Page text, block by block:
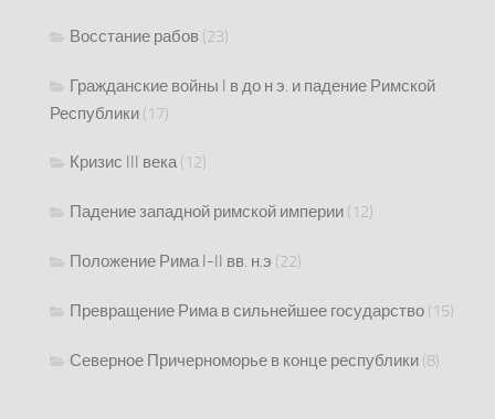
Восстание рабов (23)
Гражданские войны I в до н э. и падение Римской
Республики (17)
Кризис III века(12)
Падение западной римской империи (12)
Положение Рима I-II вв. н.э (22)
Превращение Рима в сильнейшее государство (15)
Северное Причерноморье в конце республики (8)